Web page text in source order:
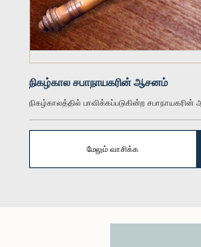
நிகழ்கால சபாநாயகரின் ஆசனம்
நிகழ்காலத்தில் பாவிக்கப்படுகின்ற
மேலும் வாசிக்க